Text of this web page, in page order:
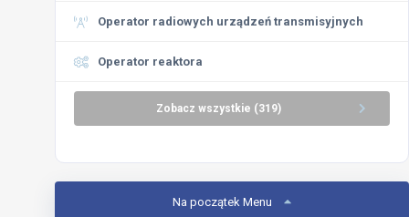
Operator radiowych urządzeń transmisyjnych
Operator reaktora
Zobacz wszystkie (319)
Na początek Menu